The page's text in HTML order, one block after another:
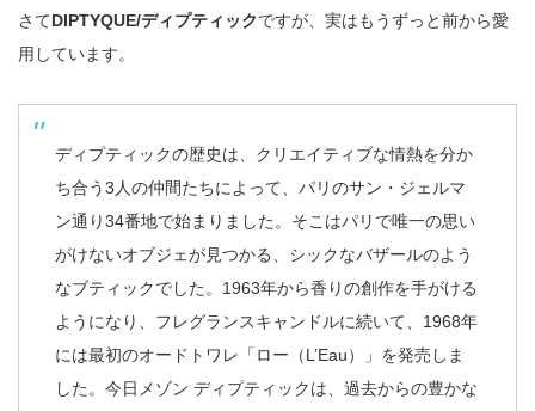
さてDIPTYQUE/ディプティックですが、実はもうずっと前から愛
用しています。
ディプティックの歴史は、クリエイティブな情熱を分か
ち合う3人の仲間たちによって、パリのサン・ジェルマ
ン通り34番地で始まりました。そこはパリで唯一の思い
がけないオブジェが見つかる、シックなバザールのよう
なブティックでした。1963年から香りの創作を手がける
ようになり、フレグランスキャンドルに続いて、1968年
には最初のオードトワレ「ロー（L’Eau）」を発売しま
した。今日メゾン ディプティックは、過去からの豊かな